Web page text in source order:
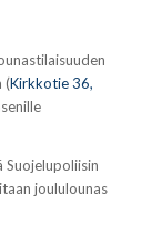
(Kirkkotie 36,
Suojelupoliisin
joululounas